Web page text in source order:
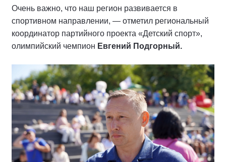
Очень важно, что наш регион развивается в
спортивном направлении, — отметил региональный
координатор партийного проекта «Детский спорт»,
олимпийский чемпион Евгений Подгорный.